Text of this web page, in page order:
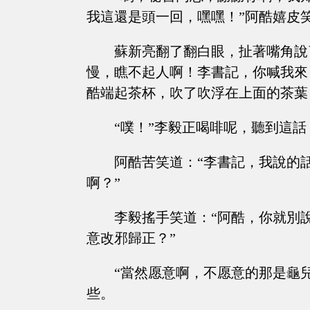
我這還是頭一回，嘿嘿！”阿酷嬉皮
蘇新亮翻了翻白眼，扯著嘴角
慢，瞧不起人啊！李書記，你喊我
酷端起茶杯，吹了吹浮在上面的茶
“噗！”李毅正喝啡呢，聽到這
阿酷苦笑道：“李書記，我說的
啊？”
李毅搖手笑道：“阿酷，你就別
意改邪歸正？”
“當然愿意啊，不愿意的那是龜
些。